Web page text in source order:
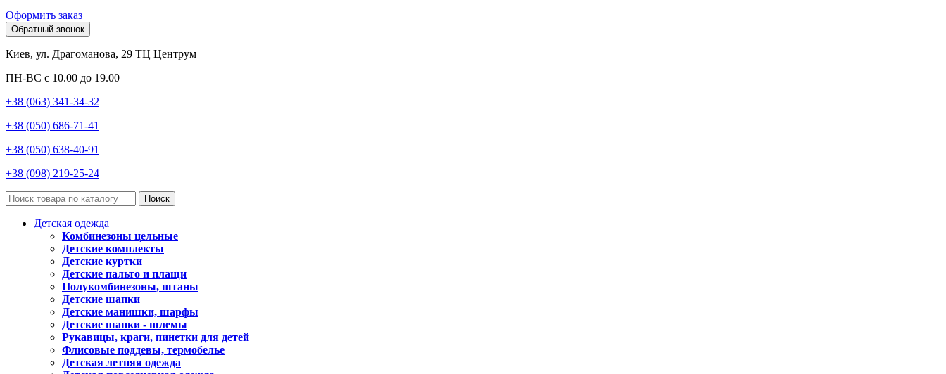
Оформить заказ
Обратный звонок
Киев, ул. Драгоманова, 29 ТЦ Центрум
ПН-ВС с 10.00 до 19.00
+38 (063) 341-34-32
+38 (050) 686-71-41
+38 (050) 638-40-91
+38 (098) 219-25-24
Поиск
Детская одежда
Комбинезоны цельные
Детские комплекты
Детские куртки
Детские пальто и плащи
Полукомбинезоны, штаны
Детские шапки
Детские манишки, шарфы
Детские шапки - шлемы
Рукавицы, краги, пинетки для детей
Флисовые поддевы, термобелье
Детская летняя одежда